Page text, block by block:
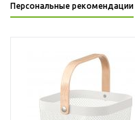
Персональные рекомендации